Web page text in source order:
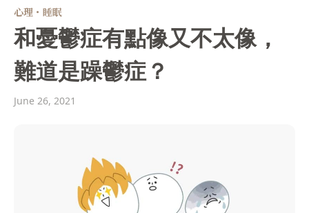
心理・睡眠
和憂鬱症有點像又不太像，
難道是躁鬱症？
June 26, 2021